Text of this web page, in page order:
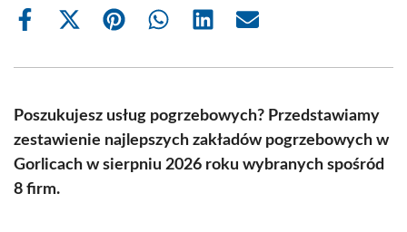
Share
Share
(Twitter)
Share Share Share Share
Poszukujesz usług pogrzebowych? Przedstawiamy
zestawienie najlepszych zakładów pogrzebowych w
Gorlicach w sierpniu 2026 roku wybranych spośród
8 firm.